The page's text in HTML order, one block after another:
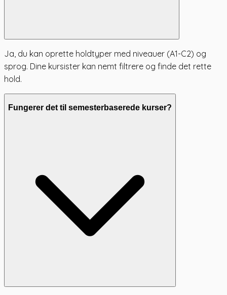
Ja, du kan oprette holdtyper med niveauer (A1-C2) og
sprog. Dine kursister kan nemt filtrere og finde det rette
hold.
Fungerer det til semesterbaserede kurser?